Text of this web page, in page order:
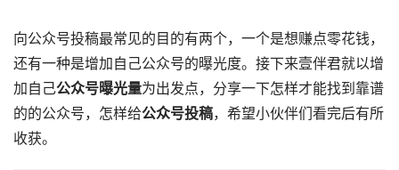
向公众号投稿最常见的目的有两个，一个是想赚点零花钱，
还有一种是增加自己公众号的曝光度。接下来壹伴君就以增
加自己公众号曝光量为出发点，分享一下怎样才能找到靠谱
的的公众号，怎样给公众号投稿，希望小伙伴们看完后有所
收获。